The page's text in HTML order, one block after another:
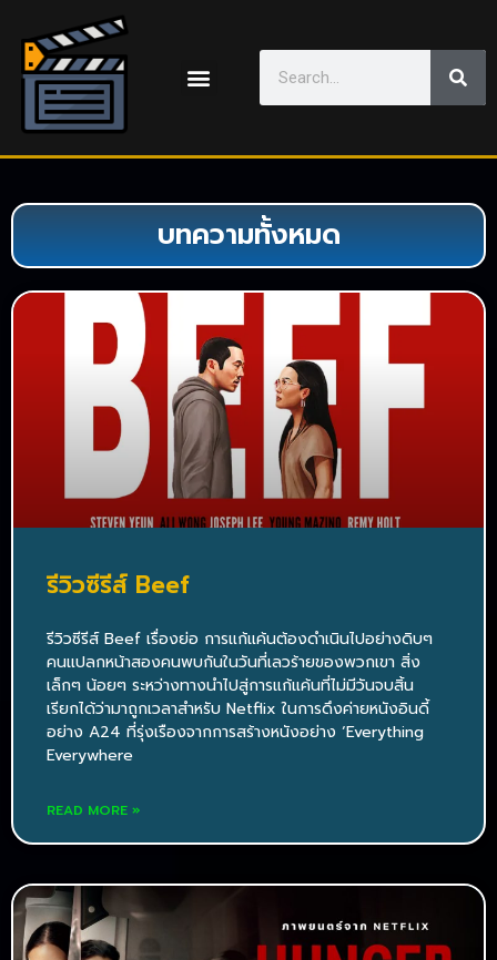
บทความทั้งหมด
รีวิวซีรีส์ Beef
รีวิวซีรีส์ Beef เรื่องย่อ การแก้แค้นต้องดำเนินไปอย่างดิบๆ
คนแปลกหน้าสองคนพบกันในวันที่เลวร้ายของพวกเขา สิ่ง
เล็กๆ น้อยๆ ระหว่างทางนำไปสู่การแก้แค้นที่ไม่มีวันจบสิ้น
เรียกได้ว่ามาถูกเวลาสำหรับ Netflix ในการดึงค่ายหนังอินดี้
อย่าง A24 ที่รุ่งเรืองจากการสร้างหนังอย่าง ‘Everything
Everywhere
READ MORE »